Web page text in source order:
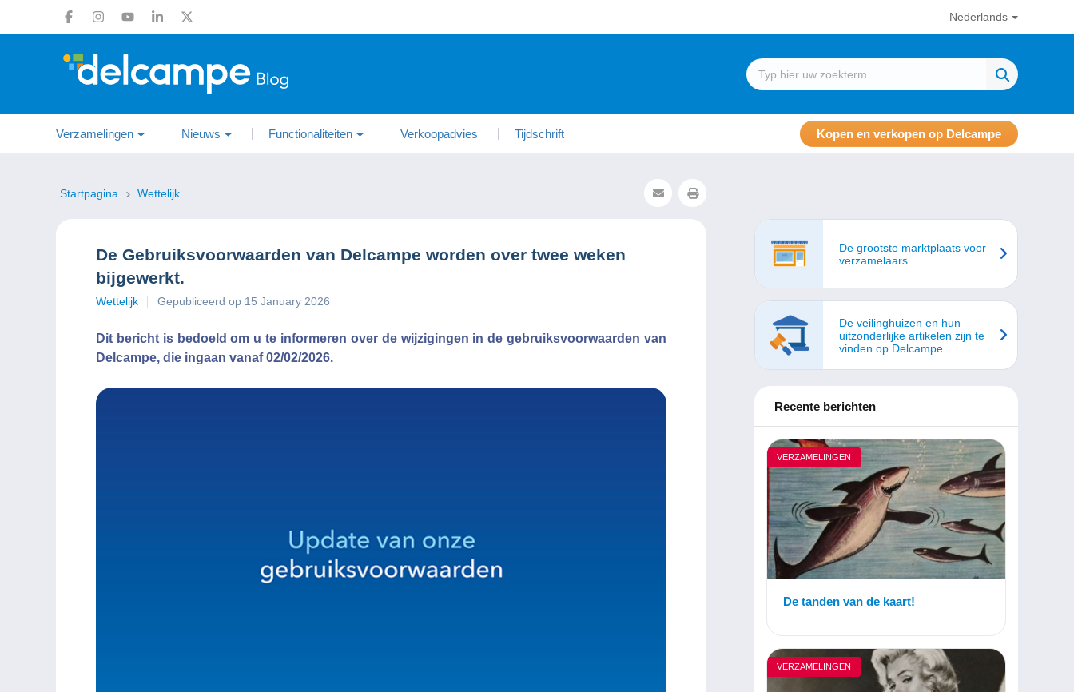
Nederlands
Verzamelingen Nieuws Functionaliteiten Verkoopadvies Tijdschrift Kopen en verkopen op Delcampe
Startpagina Wettelijk
De Gebruiksvoorwaarden van Delcampe worden over twee weken
bijgewerkt.
Wettelijk Gepubliceerd op 15 January 2026
Dit bericht is bedoeld om u te informeren over de wijzigingen in de gebruiksvoorwaarden van
Delcampe, die ingaan vanaf 02/02/2026.
De grootste marktplaats voor
verzamelaars
De veilinghuizen en hun
uitzonderlijke artikelen zijn te
vinden op Delcampe
Recente berichten
VERZAMELINGEN
De tanden van de kaart!
VERZAMELINGEN